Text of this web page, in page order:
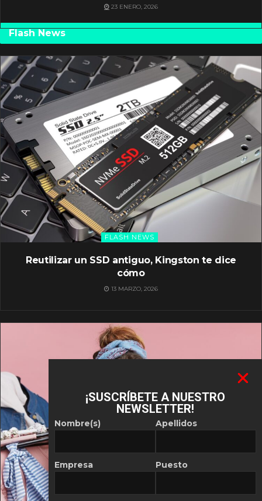
23 ENERO, 2026
Flash News
FLASH NEWS
Reutilizar un SSD antiguo, Kingston te dice
cómo
13 MARZO, 2026
¡SUSCRÍBETE A NUESTRO
NEWSLETTER!
Nombre(s)
Empresa
Apellidos
Puesto